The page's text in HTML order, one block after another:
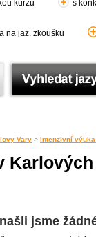
kurzu s
na jaz. zkoušku
Vary > Intenzivní
Karlových
jsme